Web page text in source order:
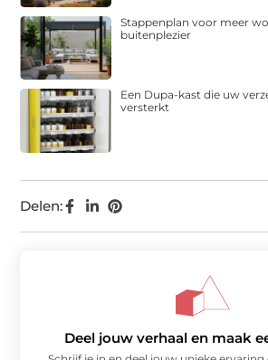
Delen:
Stappenplan voor meer
buitenplezier
Een Dupa-kast die uw
versterkt
Deel jouw verhaal en maak